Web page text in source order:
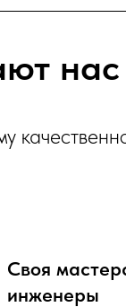
нас
Своя
инженеры